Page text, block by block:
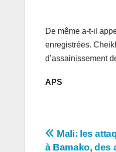
De même a-t-il
enregistrées.
d’assainissement
APS
Mali: les
à Bamako, des